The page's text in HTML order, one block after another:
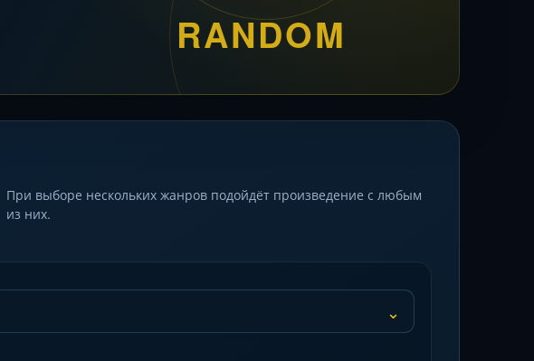
RANDOM
При выборе нескольких жанров подойдёт произведение с любым
из них.
⌄